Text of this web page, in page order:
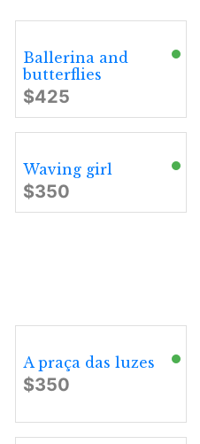
Ballerina and
butterflies
$425
Waving girl
$350
A praça das luzes
$350